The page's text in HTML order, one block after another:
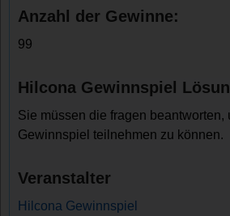
Anzahl der Gewinne:
99
Hilcona Gewinnspiel
Sie müssen die fragen beantworten,
Gewinnspiel teilnehmen zu können.
Veranstalter
Hilcona Gewinnspiel